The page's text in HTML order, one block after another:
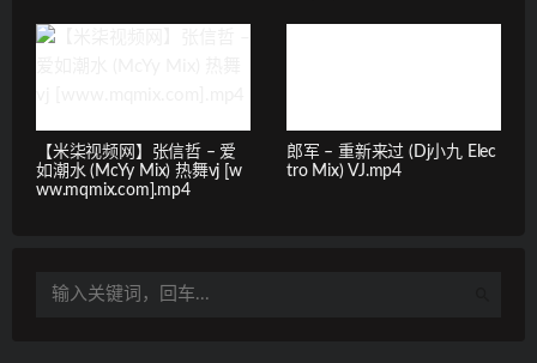
【米柒视频网】张信哲 – 爱
如潮水 (McYy Mix) 热舞vj [w
ww.mqmix.com].mp4
郎军 – 重新来过 (Dj小九 Elec
tro Mix) VJ.mp4